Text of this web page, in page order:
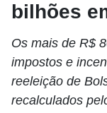
bilhões
Os mais de R$
impostos e
reeleição de
recalculados